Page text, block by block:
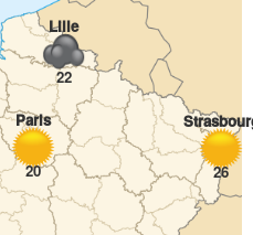
Paris
20
Lille
22
26